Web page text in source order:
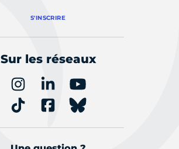
S'INSCRIRE
Sur les réseaux